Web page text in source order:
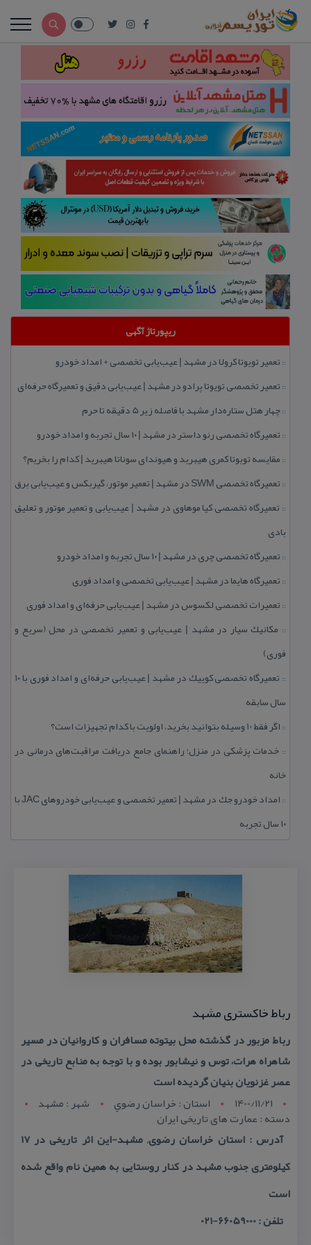
ریپورتاژ آگهی
:: تعمیر تویوتا كرولا در مشهد | عیب‌یابی تخصصی + امداد خودرو
:: تعمیر تخصصی تویوتا پرادو در مشهد | عیب‌یابی دقیق و تعمیرگاه حرفه‌ای
::چهار هتل‌ ستاره‌دار مشهد با فاصله زیر 5 دقیقه تا حرم
:: تعمیرگاه تخصصی رنو داستر در مشهد | ۱۰ سال تجربه و امداد خودرو
:: مقایسه تویوتا كمری هیبرید و هیوندای سوناتا هیبرید | كدام را بخریم؟
:: تعمیرگاه تخصصی SWM در مشهد | تعمیر موتور، گیربكس و عیب‌یابی برق
:: تعمیرگاه تخصصی كیا موهاوی در مشهد | عیب‌یابی و تعمیر موتور و تعلیق
بادی
:: تعمیرگاه تخصصی چری در مشهد | ۱۰ سال تجربه و امداد خودرو
:: تعمیرگاه هایما در مشهد | عیب‌یابی تخصصی و امداد فوری
:: تعمیرات تخصصی لكسوس در مشهد | عیب‌یابی حرفه‌ای و امداد فوری
:: مكانیك سیار در مشهد | عیب‌یابی و تعمیر تخصصی در محل (سریع و
فوری)
::
تعمیرگاه تخصصی كوییك در مشهد | عیب‌یابی حرفه‌ای و امداد فوری با ۱۰
سال سابقه
:: اگر فقط 10 وسیله بتوانید بخرید، اولویت با كدام تجهیزات است؟
:: خدمات پزشكی در منزل؛ راهنمای جامع دریافت مراقبت‌های درمانی در
خانه
::
امداد خودرو جك در مشهد | تعمیر تخصصی و عیب‌یابی خودروهای JAC با
۱۰ سال تجربه
رباط خاكستری مشهد
رباط مزبور در گذشته محل بیتوته مسافران و كاروانیان در مسیر
شاهراه هرات، توس و نیشابور بوده و با توجه به منابع تاریخی در
عصر غزنویان بنیان گردیده است
1400/11/21
استان : خراسان رضوي شهر : مشهد
دسته : عمارت های تاریخی ایران
آدرس : استان خراسان رضوی, مشهد-این اثر تاریخی در ۱۷
كیلومتری جنوب مشهد در كنار روستایی به همین نام واقع شده
است
تلفن : 66059000-021